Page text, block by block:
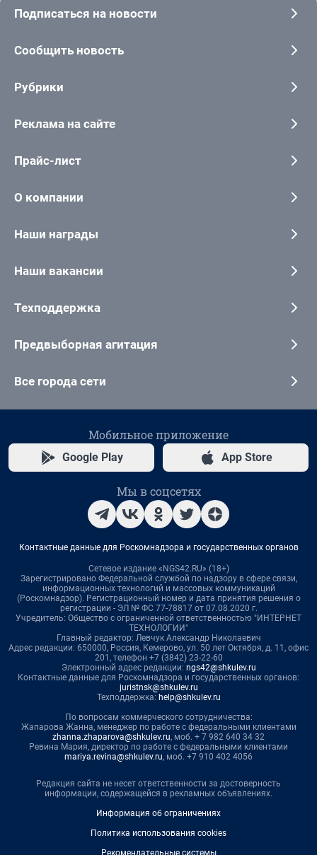
Подписаться на новости
Сообщить новость
Рубрики
Реклама на сайте
Прайс-лист
О компании
Наши награды
Наши вакансии
Техподдержка
Предвыборная агитация
Все города сети
Мобильное приложение
Google Play App Store
Мы в соцсетях
Контактные данные для Роскомнадзора и государственных органов
Сетевое издание «NGS42.RU» (18+)
Зарегистрировано Федеральной службой по надзору в сфере связи,
информационных технологий и массовых коммуникаций
(Роскомнадзор). Регистрационный номер и дата принятия решения о
регистрации - ЭЛ № ФС 77-78817 от 07.08.2020 г.
Учредитель: Общество с ограниченной ответственностью "ИНТЕРНЕТ
ТЕХНОЛОГИИ"
Главный редактор: Левчук Александр Николаевич
Адрес редакции: 650000, Россия, Кемерово, ул. 50 лет Октября, д. 11, офис
201, телефон +7 (3842) 23-22-60
Электронный адрес редакции: ngs42@shkulev.ru
Контактные данные для Роскомнадзора и государственных органов:
juristnsk@shkulev.ru
Техподдержка: help@shkulev.ru
По вопросам коммерческого сотрудничества:
Жапарова Жанна, менеджер по работе с федеральными клиентами
zhanna.zhaparova@shkulev.ru, моб. + 7 982 640 34 32
Ревина Мария, директор по работе с федеральными клиентами
mariya.revina@shkulev.ru, моб. +7 910 402 4056
Редакция сайта не несет ответственности за достоверность
информации, содержащейся в рекламных объявлениях.
Информация об ограничениях
Политика использования cookies